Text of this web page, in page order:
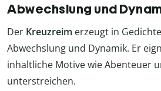
Abwechslung und
Der Kreuzreim erzeugt in
Abwechslung und Dynamik. Er
inhaltliche Motive wie Abenteuer
unterstreichen.